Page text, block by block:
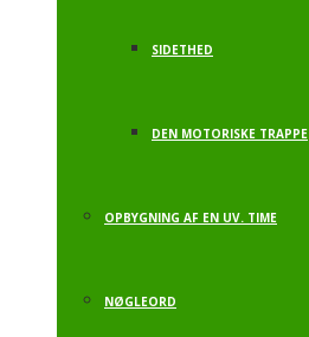
SIDETHED
DEN MOTORISKE TRAPPE
OPBYGNING AF EN UV. TIME
NØGLEORD